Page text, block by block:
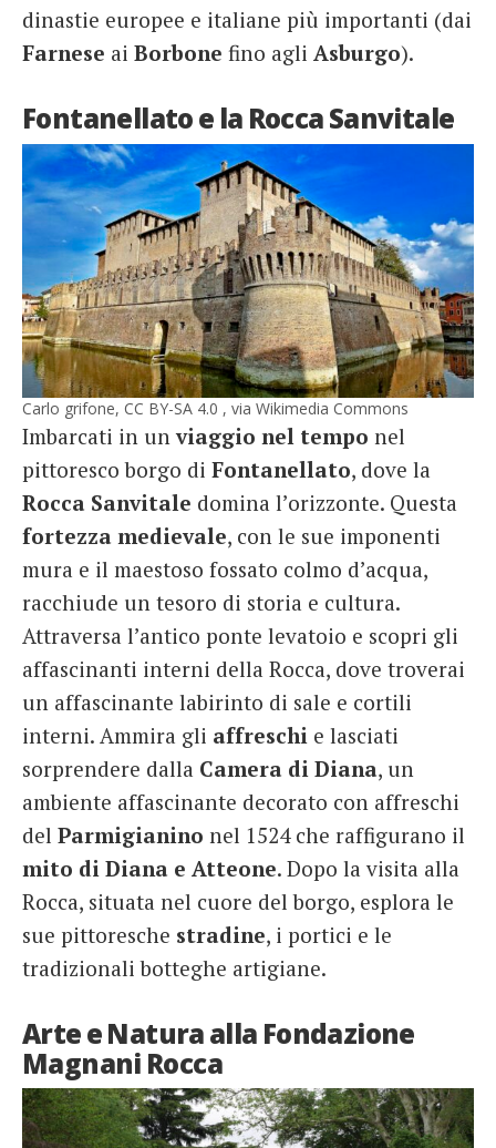
dinastie europee e italiane più importanti (dai
Farnese ai Borbone fino agli Asburgo).
Fontanellato e la Rocca Sanvitale
Carlo grifone, CC BY-SA 4.0 , via Wikimedia Commons
Imbarcati in unviaggio nel tempo nel
pittoresco borgo di Fontanellato, dove la
Rocca Sanvitale domina l’orizzonte. Questa
fortezza medievale, con le sue imponenti
mura e il maestoso fossato colmo d’acqua,
racchiude un tesoro di storia e cultura.
Attraversa l’antico ponte levatoio e scopri gli
affascinanti interni della Rocca, dove troverai
un affascinante labirinto di sale e cortili
interni. Ammira gli affreschi e lasciati
sorprendere dalla Camera di Diana, un
ambiente affascinante decorato con affreschi
del Parmigianino nel 1524 che raffigurano il
mito di Diana e Atteone. Dopo la visita alla
Rocca, situata nel cuore del borgo, esplora le
sue pittoresche stradine, i portici e le
tradizionali botteghe artigiane.
Arte e Natura alla Fondazione
Magnani Rocca